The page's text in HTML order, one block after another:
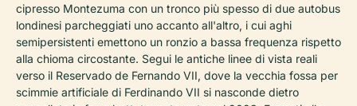
cipresso Montezuma con un tronco più spesso di due autobus
londinesi parcheggiati uno accanto all'altro, i cui aghi
semipersistenti emettono un ronzio a bassa frequenza rispetto
alla chioma circostante. Segui le antiche linee di vista reali
verso il Reservado de Fernando VII, dove la vecchia fossa per
scimmie artificiale di Ferdinando VII si nasconde dietro